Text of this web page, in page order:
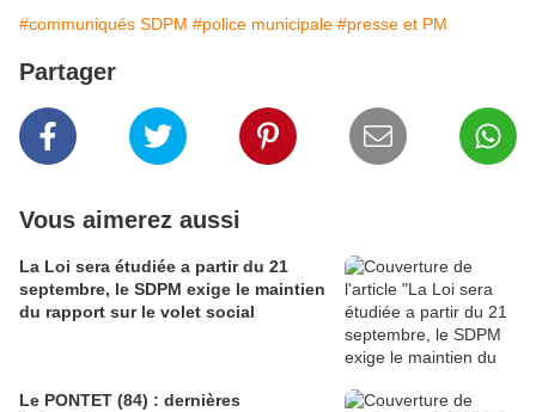
#communiqués SDPM #police municipale #presse et PM
Partager
Vous aimerez aussi
La Loi sera étudiée a partir du 21
septembre, le SDPM exige le maintien
du rapport sur le volet social
Le PONTET (84) : dernières